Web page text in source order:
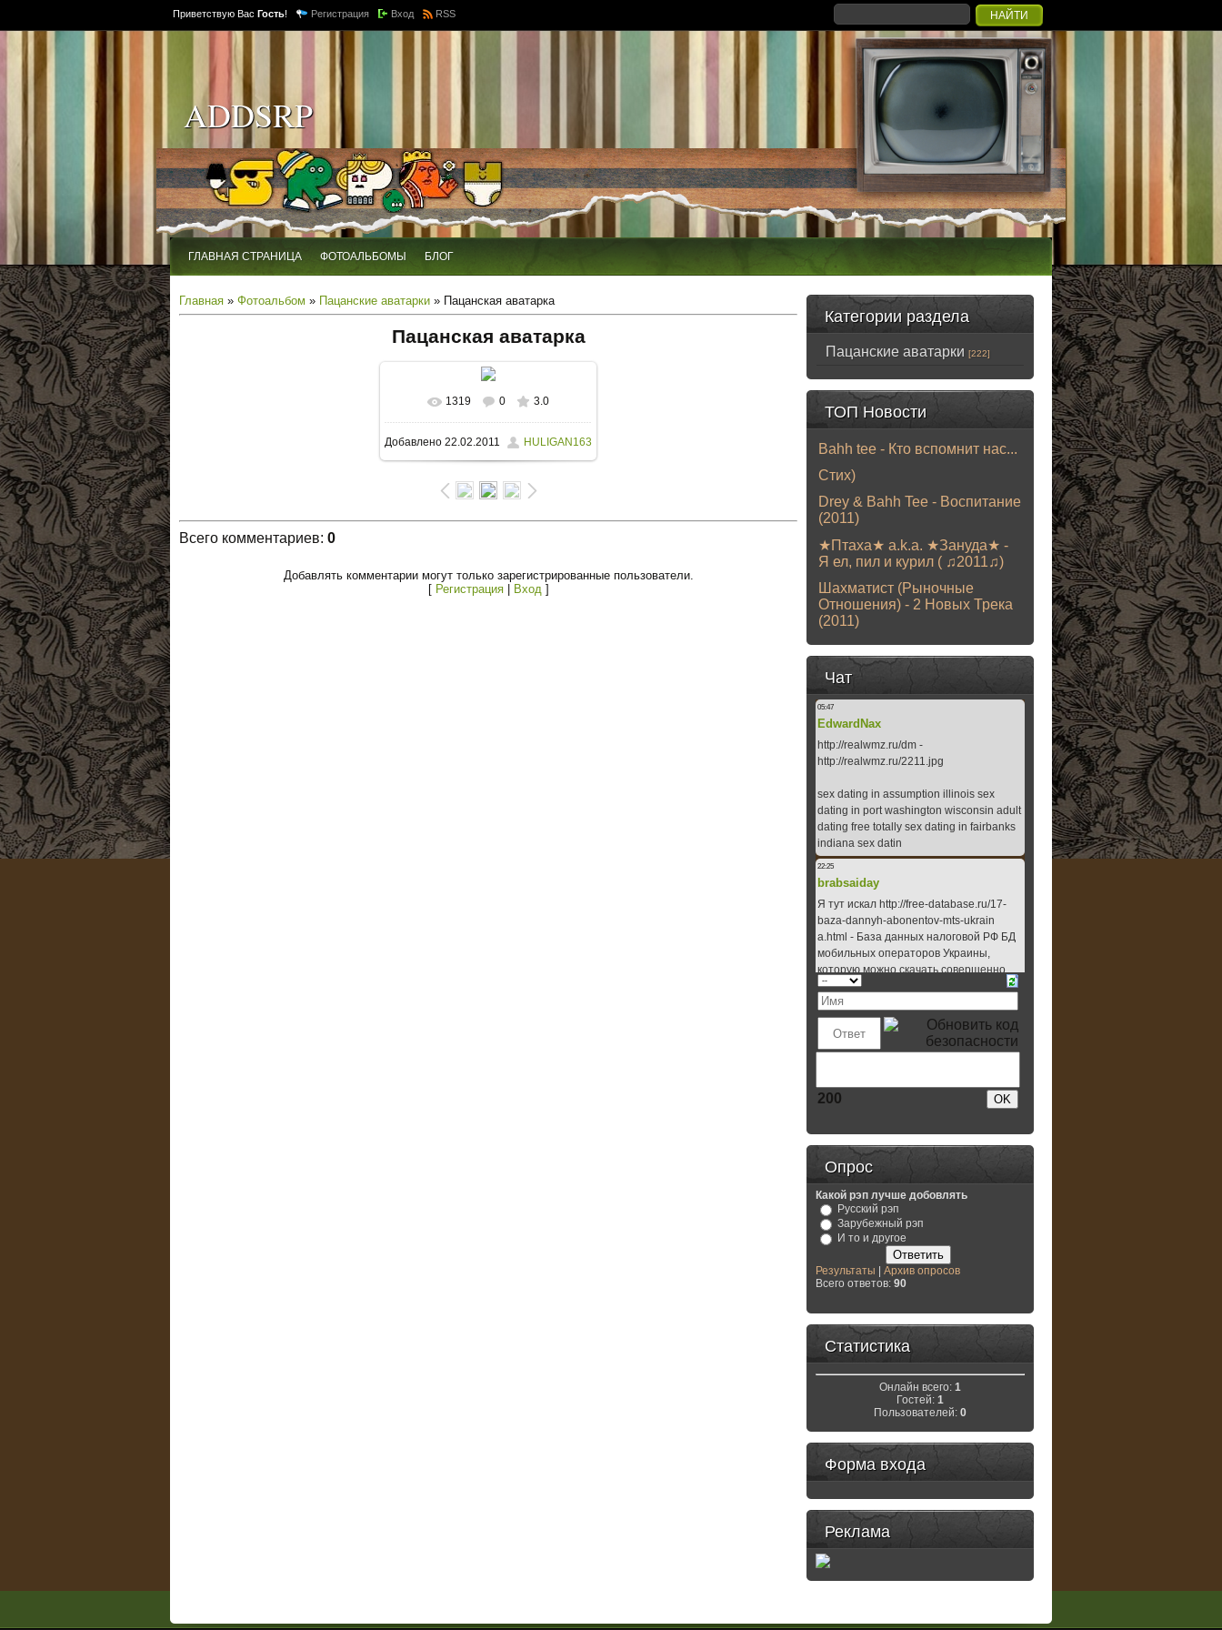
Приветствую Вас Гость! Регистрация Вход RSS
ADDSRP
ГЛАВНАЯ СТРАНИЦА ФОТОАЛЬБОМЫ БЛОГ
Главная » Фотоальбом » Пацанские аватарки » Пацанская аватарка
Пацанская аватарка
1319 0 3.0
Добавлено 22.02.2011 HULIGAN163
Всего комментариев: 0
Добавлять комментарии могут только зарегистрированные пользователи.
[ Регистрация| Вход]
Категории раздела
Пацанские аватарки [222]
ТОП Новости
Bahh tee - Кто вспомнит нас...
Стих)
Drey & Bahh Tee - Воспитание
(2011)
★Птаха★ a.k.a. ★Зануда★ -
Я ел, пил и курил ( ♫2011♫)
Шахматист (Рыночные
Отношения) - 2 Новых Трека
(2011)
Чат
200
Опрос
Какой рэп лучше добовлять
Русский рэп
Зарубежный рэп
И то и другое
Результаты
Архив опросов
Всего ответов: 90
Статистика
Онлайн всего: 1
Гостей: 1
Пользователей: 0
Форма входа
Реклама